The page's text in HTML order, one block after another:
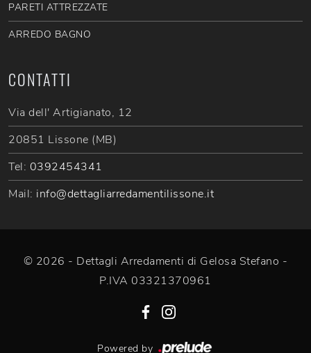
PARETI ATTREZZATE
ARREDO BAGNO
CONTATTI
Via dell' Artigianato, 12
20851 Lissone (MB)
Tel: 0392454341
Mail: info@dettagliarredamentilissone.it
© 2026 - Dettagli Arredamenti di Gelosa Stefano -
P.IVA 03321370961
Powered by